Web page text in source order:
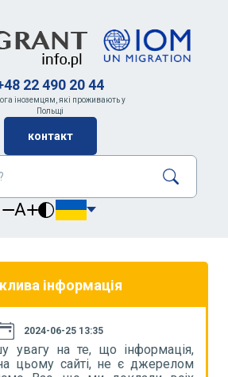
22 490 20 44
іноземцям, які проживають у
Польщі
контакт
A
інформація
2024-06-25 13:35
увагу на те, що інформація,
цьому сайті, не є джерелом